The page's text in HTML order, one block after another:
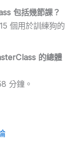
包括幾節課？
個用於訓練狗的
的總體
分鐘。